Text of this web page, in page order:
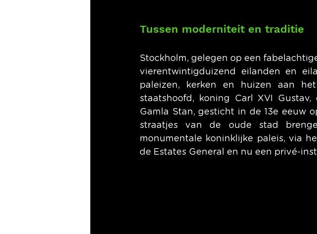
Tussen moderniteit en traditie
Stockholm, gelegen op een
vierentwintigduizend eilanden en
paleizen, kerken en huizen aan
staatshoofd, koning Carl XVI
Gamla Stan, gesticht in de 13e eeuw
straatjes van de oude stad
monumentale koninklijke paleis, via
de Estates General en nu een privé-